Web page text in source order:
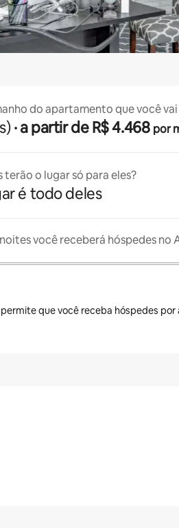
do apartamento que você
· a partir de R$ 4.468 por
terão o lugar só para eles?
é todo deles
você receberá hóspedes no
que você receba hóspedes por